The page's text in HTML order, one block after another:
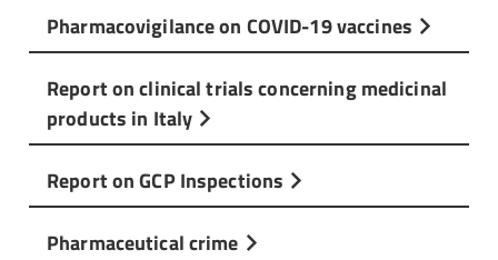
Pharmacovigilance on COVID-19 vaccines
Report on clinical trials concerning medicinal
products in Italy
Report on GCP Inspections
Pharmaceutical crime